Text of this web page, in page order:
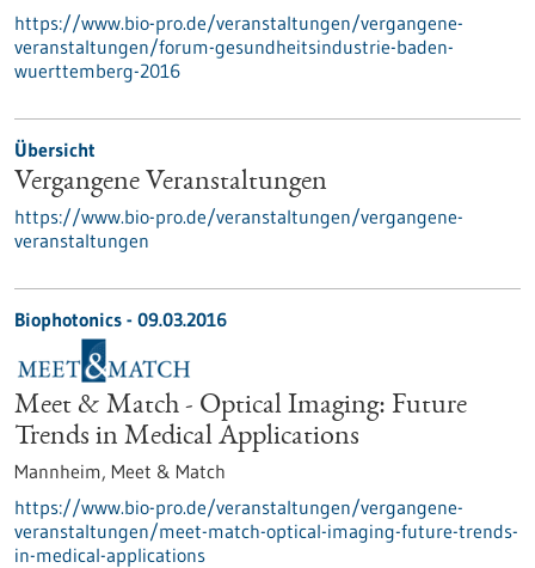
https://www.bio-pro.de/veranstaltungen/vergangene-
veranstaltungen/forum-gesundheitsindustrie-baden-
wuerttemberg-2016
Übersicht
Vergangene Veranstaltungen
https://www.bio-pro.de/veranstaltungen/vergangene-
veranstaltungen
Biophotonics - 09.03.2016
Meet & Match - Optical Imaging: Future
Trends in Medical Applications
Mannheim, Meet & Match
https://www.bio-pro.de/veranstaltungen/vergangene-
veranstaltungen/meet-match-optical-imaging-future-trends-
in-medical-applications